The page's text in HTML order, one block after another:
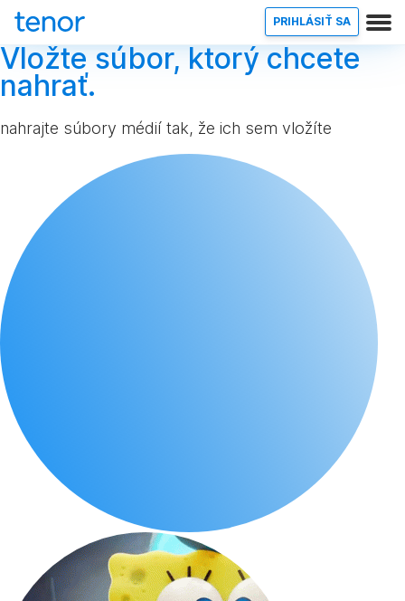
PRIHLÁSIŤ SA
Vložte súbor, ktorý chcete
nahrať.
nahrajte súbory médií tak, že ich sem vložíte